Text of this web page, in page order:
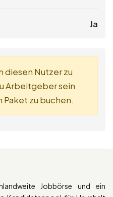
Ja
diesen Nutzer zu
Arbeitgeber sein
Paket zu buchen.
Jobbörse und ein